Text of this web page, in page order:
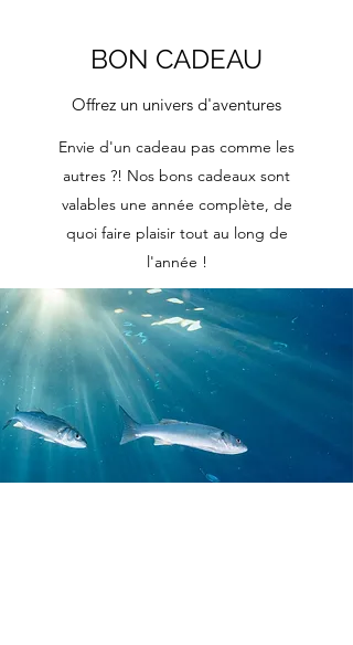
BON CADEAU
Offrez un univers d'aventures
Envie d'un cadeau pas comme les
autres ?! Nos bons cadeaux sont
valables une année complète, de
quoi faire plaisir tout au long de
l'année !